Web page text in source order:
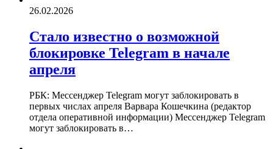
26.02.2026
Стало известно о возможной
блокировке Telegram в начале
апреля
РБК: Мессенджер Telegram могут заблокировать в
первых числах апреля Варвара Кошечкина (редактор
отдела оперативной информации) Мессенджер Telegram
могут заблокировать в…